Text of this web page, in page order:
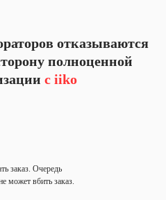
отказываются
полноценной
с iiko
заказ. Очередь
может вбить заказ.